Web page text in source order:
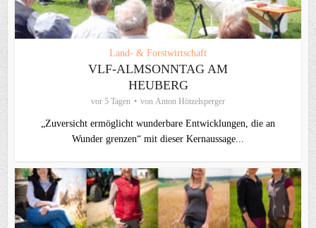
Land- & Forstwirtschaft
VLF-ALMSONNTAG AM
HEUBERG
vor 5 Tagen von Anton Hötzelsperger
„Zuversicht ermöglicht wunderbare Entwicklungen, die an
Wunder grenzen“ mit dieser Kernaussage...